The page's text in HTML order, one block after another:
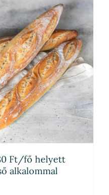
Ft/fő helyett
alkalommal